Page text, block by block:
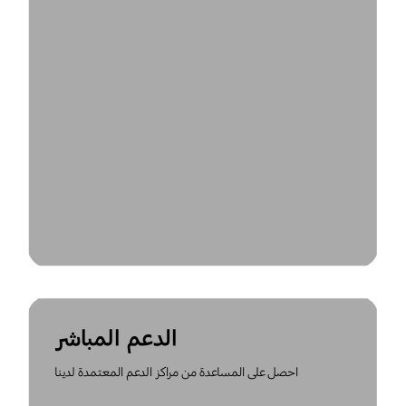
الدعم المباشر
احصل على المساعدة من مراكز الدعم المعتمدة لدينا